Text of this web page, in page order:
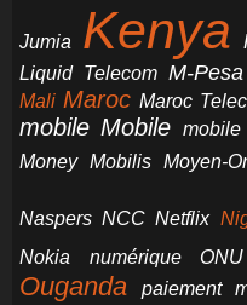
Jumia Kenya
Liquid Telecom M-Pesa
Mali Maroc Maroc
mobile Mobile
Money Mobilis Moyen-
Naspers NCC Netflix
Nokia
numérique ONU
Ouganda paiement